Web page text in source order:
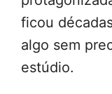
ficou
algo sem
estúdio.